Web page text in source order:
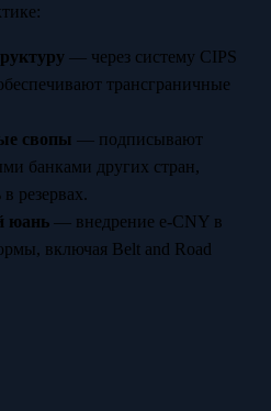
— через систему CIPS
трансграничные
свопы — подписывают
банками других стран,
резервах.
юань— внедрение e-CNY в
включая Belt and Road